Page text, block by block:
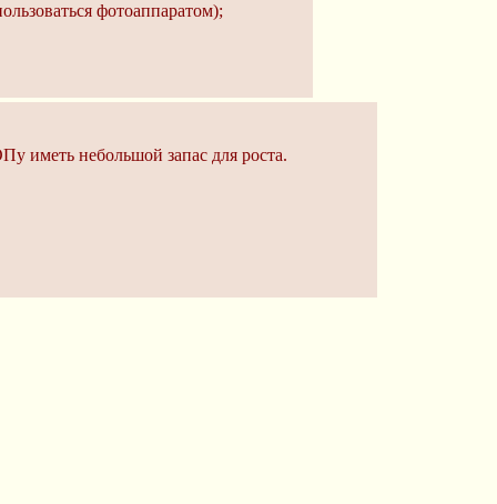
фотоаппаратом);
иметь небольшой запас для роста.